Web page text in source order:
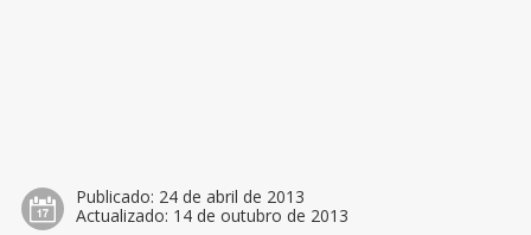
Publicado: 24 de abril de 2013
Actualizado: 14 de outubro de 2013